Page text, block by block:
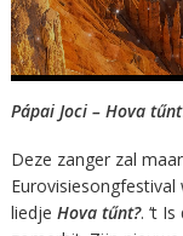
Pápai Joci – Hova
Deze zanger zal
liedje Hova tűnt?. ‘t